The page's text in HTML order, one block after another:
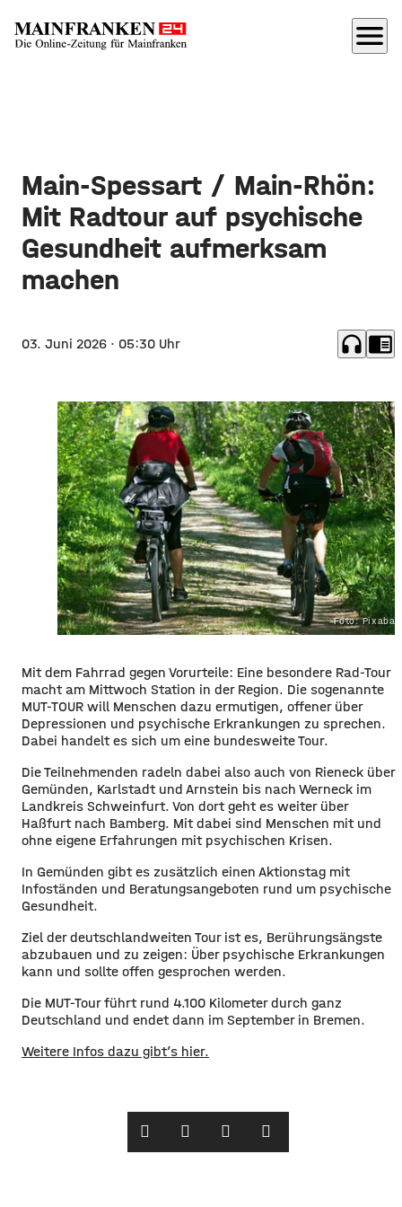
menu
Main-Spessart / Main-Rhön:
Mit Radtour auf psychische
Gesundheit aufmerksam
machen
03. Juni 2026 · 05:30 Uhr headphones chrome_reader_mode
Foto:
Mit dem Fahrrad gegen Vorurteile: Eine besondere Rad-Tour
macht am Mittwoch Station in der Region. Die sogenannte
MUT-TOUR will Menschen dazu ermutigen, offener über
Depressionen und psychische Erkrankungen zu sprechen.
Dabei handelt es sich um eine bundesweite Tour.
Die Teilnehmenden radeln dabei also auch von Rieneck über
Gemünden, Karlstadt und Arnstein bis nach Werneck im
Landkreis Schweinfurt. Von dort geht es weiter über
Haßfurt nach Bamberg. Mit dabei sind Menschen mit und
ohne eigene Erfahrungen mit psychischen Krisen.
In Gemünden gibt es zusätzlich einen Aktionstag mit
Infoständen und Beratungsangeboten rund um psychische
Gesundheit.
Ziel der deutschlandweiten Tour ist es, Berührungsängste
abzubauen und zu zeigen: Über psychische Erkrankungen
kann und sollte offen gesprochen werden.
Die MUT-Tour führt rund 4.100 Kilometer durch ganz
Deutschland und endet dann im September in Bremen.
Weitere Infos dazu gibt’s hier.